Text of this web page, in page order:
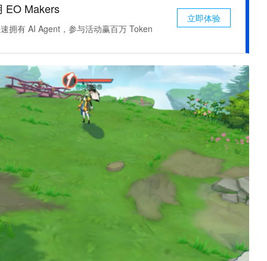
EO Makers
拥有 AI Agent，参与活动赢百万 Token
立即体验